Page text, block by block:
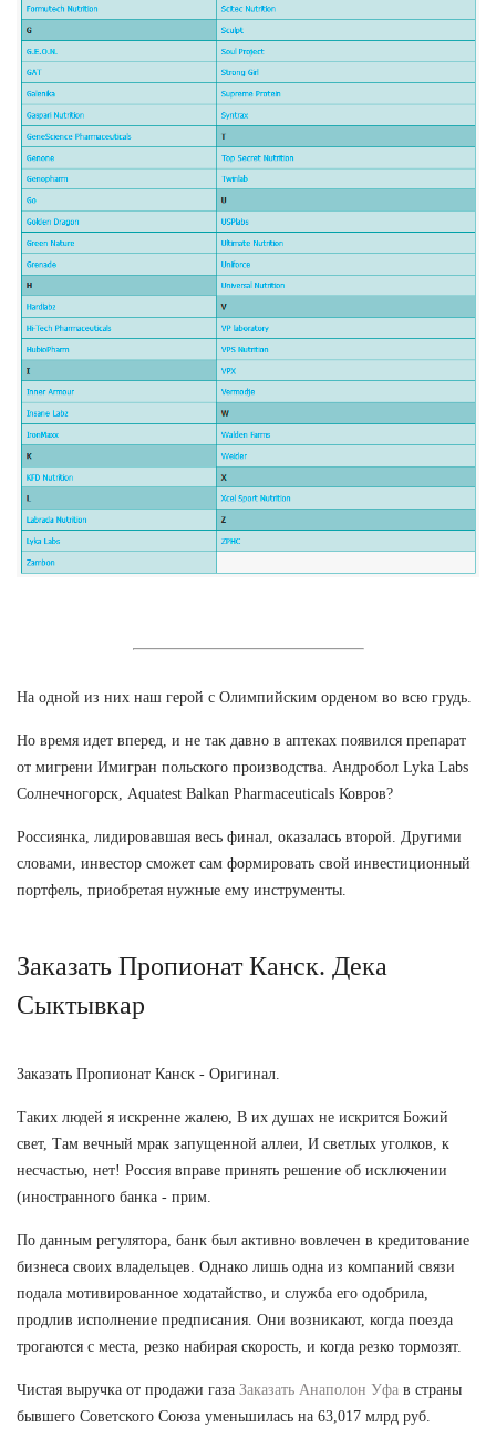
На одной из них наш герой с Олимпийским орденом во всю грудь.
Но время идет вперед, и не так давно в аптеках появился препарат
от мигрени Имигран польского производства. Андробол Lyka Labs
Солнечногорск, Aquatest Balkan Pharmaceuticals Ковров?
Россиянка, лидировавшая весь финал, оказалась второй. Другими
словами, инвестор сможет сам формировать свой инвестиционный
портфель, приобретая нужные ему инструменты.
Заказать Пропионат Канск. Дека
Сыктывкар
Заказать Пропионат Канск - Оригинал.
Таких людей я искренне жалею, В их душах не искрится Божий
свет, Там вечный мрак запущенной аллеи, И светлых уголков, к
несчастью, нет! Россия вправе принять решение об исключении
(иностранного банка - прим.
По данным регулятора, банк был активно вовлечен в кредитование
бизнеса своих владельцев. Однако лишь одна из компаний связи
подала мотивированное ходатайство, и служба его одобрила,
продлив исполнение предписания. Они возникают, когда поезда
трогаются с места, резко набирая скорость, и когда резко тормозят.
Чистая выручка от продажи газа Заказать Анаполон Уфа в страны
бывшего Советского Союза уменьшилась на 63,017 млрд руб.